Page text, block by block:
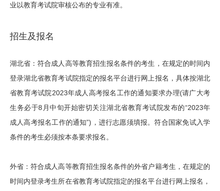
业以教育考试院审核公布的专业有准。
招生及报名
湖北省：符合成人高等教育招生报名条件的考生，在规定的时间内
登录湖北省教育考试院指定的报名平台进行网上报名，具体按湖北
省教育考试院2023年成人高考报名工作的通知要求办理(请广大考
生务必于8月中旬开始密切关注湖北省教育考试院发布的“2023年
成人高考报名工作的通知”)，进行志愿须填报。符合国家免试入学
条件的考生必须按本条要求报名。
外省：符合成人高等教育招生报名条件的外省户籍考生，在规定的
时间内登录考生所在省教育考试院指定的报名平台进行网上报名，